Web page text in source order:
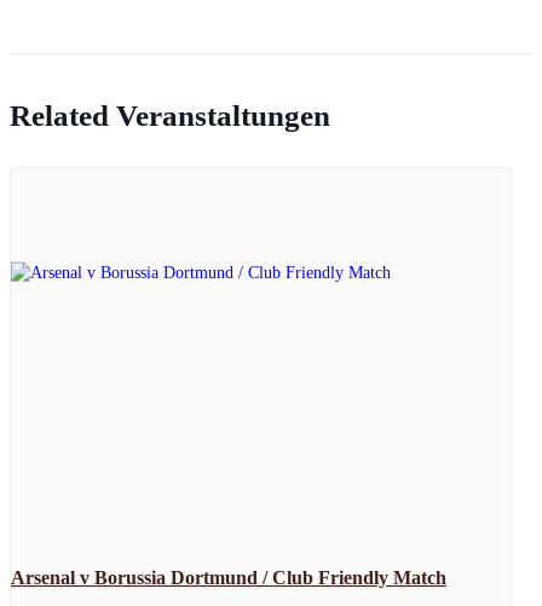
Related Veranstaltungen
Arsenal v Borussia Dortmund / Club Friendly Match